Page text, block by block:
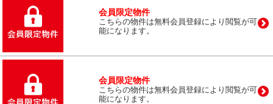
会員限定物件
こちらの物件は無料会員登録により閲覧が可
能になります。
会員限定物件
こちらの物件は無料会員登録により閲覧が可
能になります。